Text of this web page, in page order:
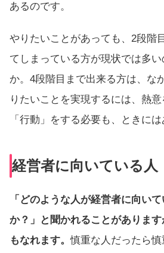
あるのです。
やりたいことがあっても、2段階
てしまっている方が現状では多
か。4段階目まで出来る方は、な
りたいことを実現するには、熱
「行動」をする必要も、ときには
経営者に向いている人
「どのような人が経営者に向い
か？」と聞かれることがありま
もなれます。慎重な人だったら